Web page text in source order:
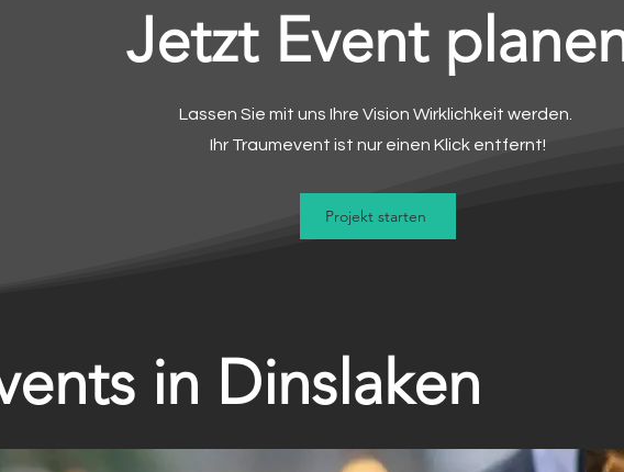
Jetzt Event
Lassen Sie mit uns Ihre Vision Wirklichkeit werden.
Ihr Traumevent ist nur einen Klick entfernt!
Projekt starten
in Dinslaken